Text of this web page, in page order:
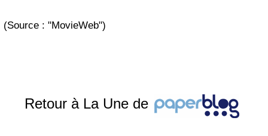
(Source : "MovieWeb")
Retour à La Une de